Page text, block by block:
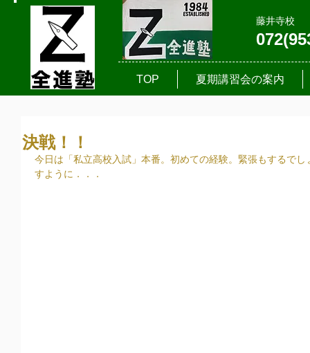
藤井寺校
TOP 夏期講習会の案内
決戦！！
今日は「私立高校入試」本番。初めての経験。緊張もするで
すように．．．